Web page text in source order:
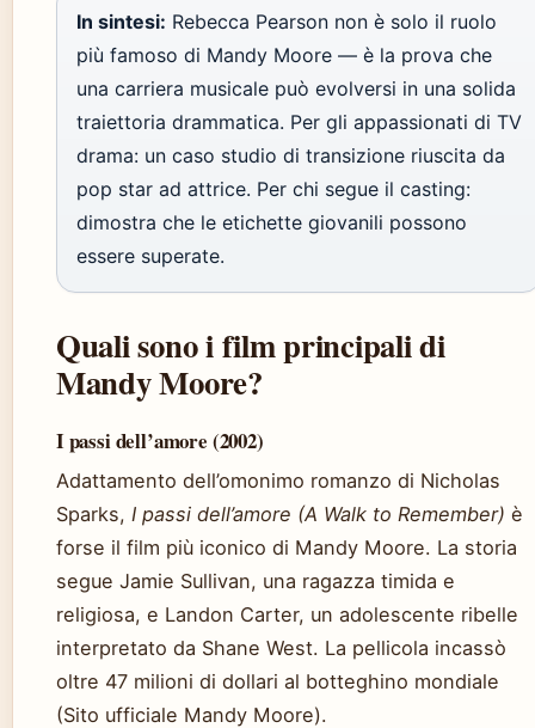
In sintesi: Rebecca Pearson non è solo il ruolo
più famoso di Mandy Moore — è la prova che
una carriera musicale può evolversi in una solida
traiettoria drammatica. Per gli appassionati di TV
drama: un caso studio di transizione riuscita da
pop star ad attrice. Per chi segue il casting:
dimostra che le etichette giovanili possono
essere superate.
Quali sono i film principali di
Mandy Moore?
I passi dell’amore (2002)
Adattamento dell’omonimo romanzo di Nicholas
Sparks, I passi dell’amore (A Walk to Remember) è
forse il film più iconico di Mandy Moore. La storia
segue Jamie Sullivan, una ragazza timida e
religiosa, e Landon Carter, un adolescente ribelle
interpretato da Shane West. La pellicola incassò
oltre 47 milioni di dollari al botteghino mondiale
(Sito ufficiale Mandy Moore).